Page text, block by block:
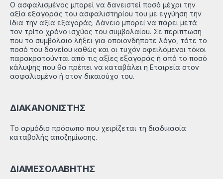
Ο ασφαλισμένος μπορεί να δανειστεί ποσό μέχρι την
αξία εξαγοράς του ασφαλιστηρίου του με εγγύηση την
ίδια την αξία εξαγοράς. Δάνειο μπορεί να πάρει μετά
τον τρίτο χρόνο ισχύος του συμβολαίου. Σε περίπτωση
που το συμβόλαιο λήξει για οποιονδήποτε λόγο, τότε το
ποσό του δανείου καθώς και οι τυχόν οφειλόμενοι τόκοι
παρακρατούνται από τις αξίες εξαγοράς ή από το ποσό
κάλυψης που θα πρέπει να καταβάλει η Εταιρεία στον
ασφαλισμένο ή στον δικαιούχο του.
ΔΙΑΚΑΝΟΝΙΣΤΗΣ
Το αρμόδιο πρόσωπο που χειρίζεται τη διαδικασία
καταβολής αποζημίωσης.
ΔΙΑΜΕΣΟΛΑΒΗΤΗΣ